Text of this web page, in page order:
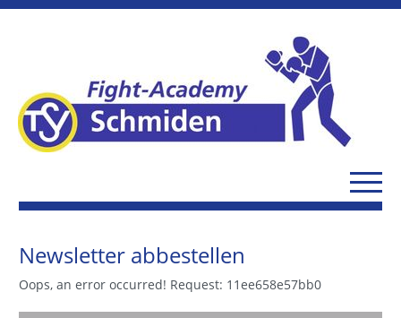
Newsletter abbestellen
Oops, an error occurred! Request: 11ee658e57bb0